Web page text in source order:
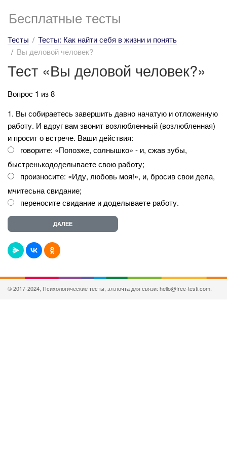
Бесплатные тесты
Тесты
Тесты: Как найти себя в жизни и понять
Вы деловой человек?
Тест «Вы деловой человек?»
Вопрос 1 из 8
1. Вы собираетесь завершить давно начатую и отложенную
работу. И вдруг вам звонит возлюбленный (возлюбленная)
и просит о встрече. Ваши действия:
говорите: «Попозже, солнышко» - и, сжав зубы,
быстренькододелываете свою работу;
произносите: «Иду, любовь моя!», и, бросив свои дела,
мчитесьна свидание;
переносите свидание и доделываете работу.
© 2017-2024, Психологические тесты, эл.почта для связи: hello@free-testi.com.